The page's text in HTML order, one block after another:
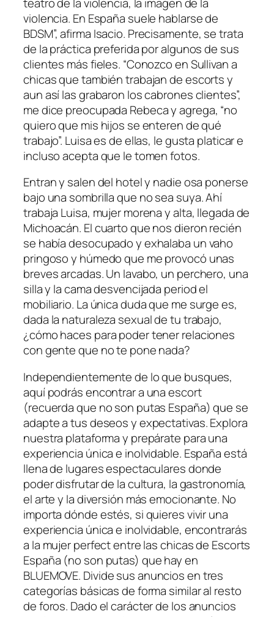
violencia. En España suele hablarse de
BDSM”, afirma Isacio. Precisamente, se trata
de la práctica preferida por algunos de sus
clientes más fieles. “Conozco en Sullivan a
chicas que también trabajan de escorts y
aun así las grabaron los cabrones clientes”,
me dice preocupada Rebeca y agrega, “no
quiero que mis hijos se enteren de qué
trabajo”. Luisa es de ellas, le gusta platicar e
incluso acepta que le tomen fotos.
Entran y salen del hotel y nadie osa ponerse
bajo una sombrilla que no sea suya. Ahí
trabaja Luisa, mujer morena y alta, llegada de
Michoacán. El cuarto que nos dieron recién
se había desocupado y exhalaba un vaho
pringoso y húmedo que me provocó unas
breves arcadas. Un lavabo, un perchero, una
silla y la cama desvencijada period el
mobiliario. La única duda que me surge es,
dada la naturaleza sexual de tu trabajo,
¿cómo haces para poder tener relaciones
con gente que no te pone nada?
Independientemente de lo que busques,
aquí podrás encontrar a una escort
(recuerda que no son putas España) que se
adapte a tus deseos y expectativas. Explora
nuestra plataforma y prepárate para una
experiencia única e inolvidable. España está
llena de lugares espectaculares donde
poder disfrutar de la cultura, la gastronomía,
el arte y la diversión más emocionante. No
importa dónde estés, si quieres vivir una
experiencia única e inolvidable, encontrarás
a la mujer perfect entre las chicas de Escorts
España (no son putas) que hay en
BLUEMOVE. Divide sus anuncios en tres
categorías básicas de forma similar al resto
de foros. Dado el carácter de los anuncios